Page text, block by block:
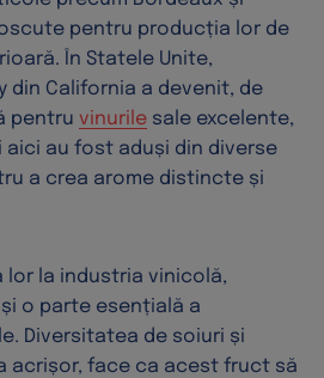
pentru producția lor de
În Statele Unite,
din California a devenit, de
pentru vinurile sale excelente,
au fost aduși din diverse
a crea arome distincte și
lor la industria vinicolă,
o parte esențială a
Diversitatea de soiuri și
acrișor, face ca acest fruct să